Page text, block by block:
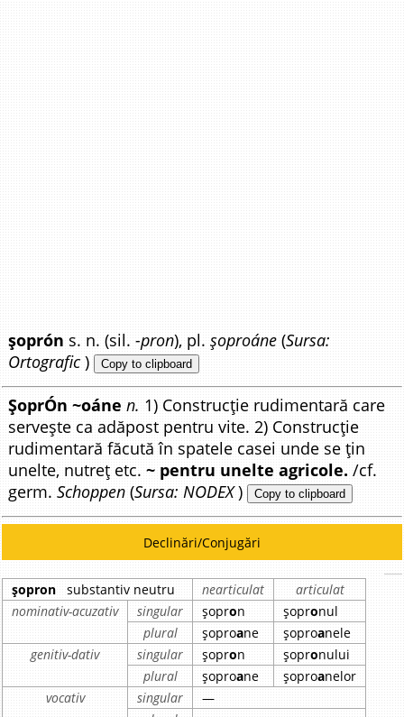
șoprón s. n. (sil.-pron), pl.șoproáne (Sursa:
Ortografic ) Copy to clipboard
ȘoprÓn ~oáne n. 1) Construcție rudimentară care
servește ca adăpost pentru vite. 2) Construcție
rudimentară făcută în spatele casei unde se țin
unelte, nutreț etc.~ pentru unelte agricole. /cf.
germ.Schoppen (Sursa: NODEX) Copy to clipboard
Declinări/Conjugări
șopron substantiv neutru nearticulat
articulat
nominativ-acuzativ
singular șopron șopronul
plural
șoproane șoproanele
genitiv-dativ
singular șopron șopronului
plural
șoproane șoproanelor
vocativ
singular
—